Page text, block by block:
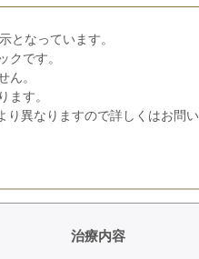
となっています。
クです。
ん。
ます。
り異なりますので詳しくはお問
治療内容